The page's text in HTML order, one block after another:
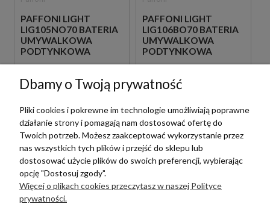
PAFFONI LIGHT
LIG105NO70 BATERIA
UMYWALKOWA
PODTYNKOWA
JEDNOUCHWYTOWA
1 089,00 zł szt.
PAFFONI LIGHT
LIG106BO70 BATERIA
UMYWALKOWA
PODTYNKOWA
JEDNOUCHWYTOWA
1 089,00 zł
Dbamy o Twoją prywatność
Pliki cookies i pokrewne im technologie umożliwiają poprawne
działanie strony i pomagają nam dostosować ofertę do
Twoich potrzeb. Możesz zaakceptować wykorzystanie przez
nas wszystkich tych plików i przejść do sklepu lub
dostosować użycie plików do swoich preferencji, wybierając
opcję "Dostosuj zgody".
Więcej o plikach cookies przeczytasz w naszej Polityce
prywatności.